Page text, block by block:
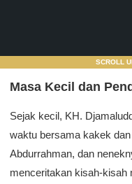
SCROLL
Masa Kecil dan
Sejak kecil, KH.
waktu bersama kakek
Abdurrahman, dan
menceritakan kisah-kisah